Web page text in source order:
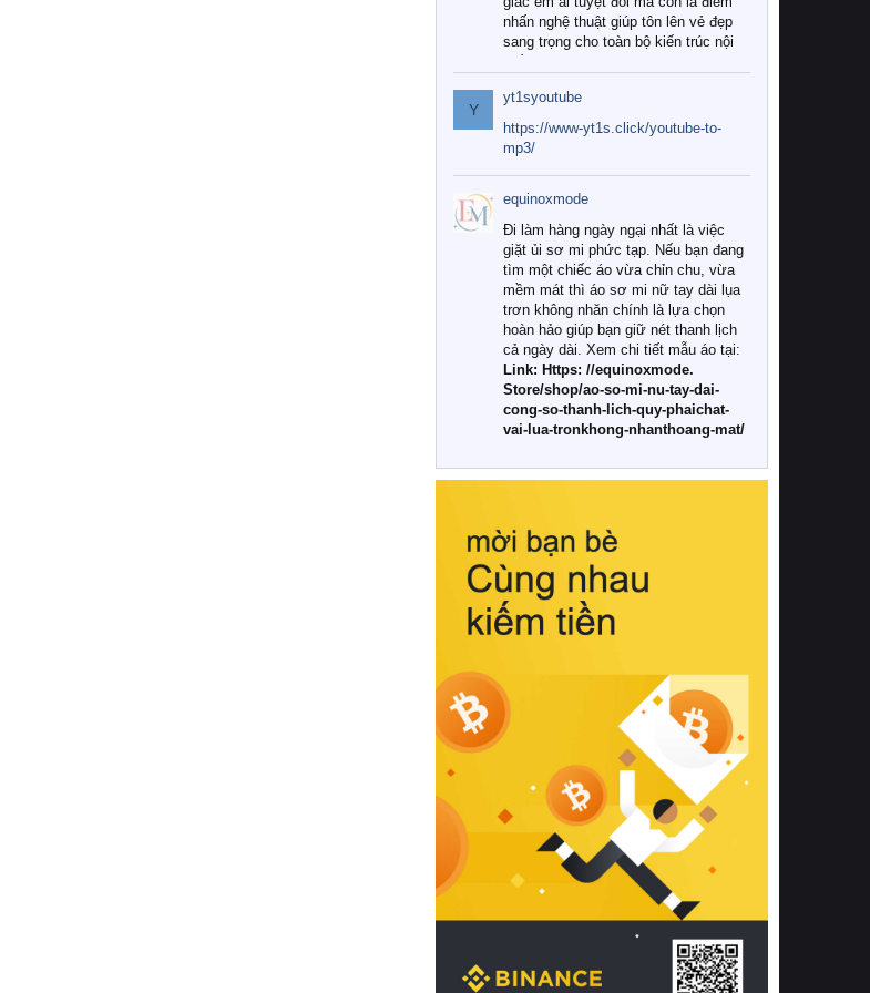
nhấn nghệ thuật giúp tôn lên vẻ đẹp
sang trọng cho toàn bộ kiến trúc nội
Tuy nhiên, giữa thị trường đa dạng
với vô vàn thương hiệu và mẫu mã
như hiện nay, làm thế nào để chọn
được những bộ chăn ga gối đệm cao
cấp thực sự chất lượng, phù hợp với
khí hậu và nhu cầu sử dụng của gia
đình? Hãy cùng chúng tôi đi tìm lời
giải đáp chi tiết qua bài viết dưới đây.
1. Tại sao các gia đình hiện đại lại ưa
chuộng chăn ga gối đệm cao cấp?
Khác với các dòng sản phẩm thông
thường, những bộ chăn ga gối đệm
cao cấp trải qua quy trình sản xuất
nghiêm ngặt từ khâu chọn lọc nguyên
liệu tự nhiên đến công nghệ dệt
nhuộm hiện đại không chứa hóa chất
này, bạn sẽ cảm nhận rõ rệt sự khác
hồi chuẩn xác của phần đệm nâng đỡ
cột sống.
Bên cạnh đó, việc lựa chọn các dòng
sản phẩm đạt chuẩn chất lượng quốc
tế còn giúp ngăn ngừa tình trạng kích
khuẩn và nấm mốc trong điều kiện
thời tiết nóng ẩm. Bạn có thể tìm hiểu
thêm các nghiên cứu khoa học về tác
động của giấc ngủ và môi trường
phòng ngủ đối với sức khỏe con
người tại Sleep Foundation (External
Link) để có cái nhìn toàn diện hơn.
2. Các tiêu chí vàng khi lựa chọn
chăn ga gối đệm cao cấp cho phòng
ngủ
Để sở hữu một bộ chăn ga gối đệm
cao cấp hoàn hảo cả về thẩm mỹ lẫn
công năng, người tiêu dùng cần cân
nhắc kỹ lưỡng các tiêu chí quan trọng
Y
yt1syoutube
https://www-yt1s.click/youtube-to-
mp3/
equinoxmode
Đi làm hàng ngày ngại nhất là việc
giặt ủi sơ mi phức tạp. Nếu bạn đang
tìm một chiếc áo vừa chỉn chu, vừa
mềm mát thì áo sơ mi nữ tay dài lụa
trơn không nhăn chính là lựa chọn
hoàn hảo giúp bạn giữ nét thanh lịch
cả ngày dài. Xem chi tiết mẫu áo tại:
Link: Https: //equinoxmode.
Store/shop/ao-so-mi-nu-tay-dai-
cong-so-thanh-lich-quy-phaichat-
vai-lua-tronkhong-nhanthoang-mat/